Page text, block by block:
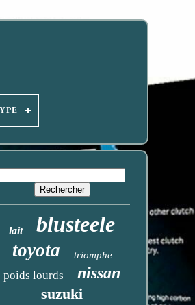
lait blusteele
toyota triomphe
poids lourds nissan
suzuki